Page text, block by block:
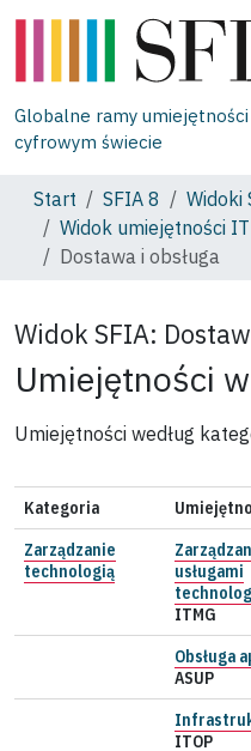
Globalne ramy
cyfrowym świecie
Start SFIA 8
Widoki
Widok umiejętności
Dostawa i obsługa
Widok SFIA:
Umiejętności
Umiejętności według
Kategoria
Zarządzanie
technologią
usługami
ITMG
Obsługa
ASUP
ITOP